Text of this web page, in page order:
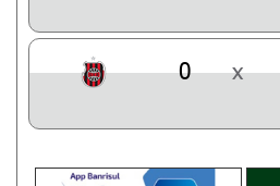
0 x